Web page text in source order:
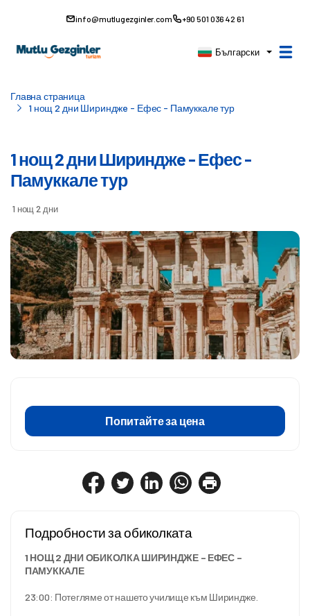
info@mutlugezginler.com +90 501 036 42 61
Български
Главна страница
1 нощ 2 дни Ширинджe - Ефес - Памуккале тур
1 нощ 2 дни Ширинджe - Ефес -
Памуккале тур
1 нощ 2 дни
Подробности за обиколката
1 НОЩ 2 ДНИ ОБИКОЛКА ШИРИНДЖЕ – ЕФЕС –
ПАМУККАЛЕ
23:00: Потегляме от нашето училище към Шириндже.
Попитайте за цена